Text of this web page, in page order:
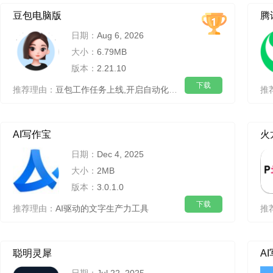
豆包电脑版
日期： Aug 6, 2026
大小： 6.79MB
版本： 2.21.10
推荐理由： 豆包工作任务上线,开启自动化高效办公 下载
腾
推
AI写作宝
日期： Dec 4, 2025
大小： 2MB
版本： 3.0.1.0
推荐理由： AI驱动的文字生产力工具 下载
火
推
聪明灵犀 AI